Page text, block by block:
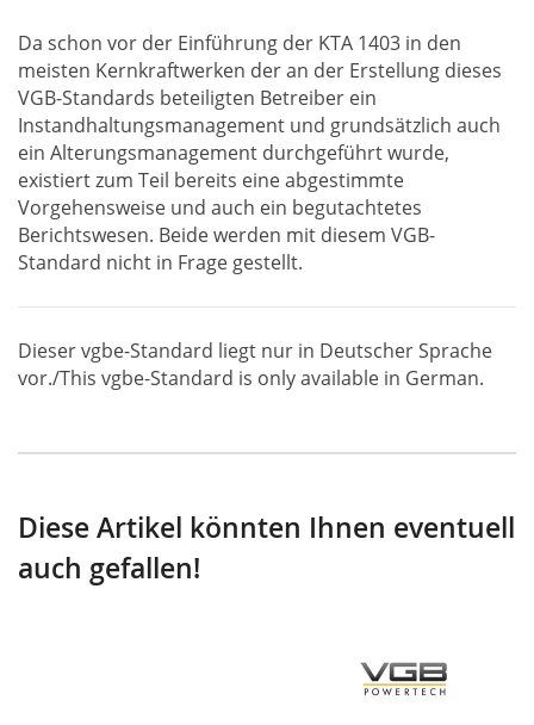
Da schon vor der Einführung der KTA 1403 in den
meisten Kernkraftwerken der an der Erstellung dieses
VGB-Standards beteiligten Betreiber ein
Instandhaltungsmanagement und grundsätzlich auch
ein Alterungsmanagement durchgeführt wurde,
existiert zum Teil bereits eine abgestimmte
Vorgehensweise und auch ein begutachtetes
Berichtswesen. Beide werden mit diesem VGB-
Standard nicht in Frage gestellt.
Dieser vgbe-Standard liegt nur in Deutscher Sprache
vor./This vgbe-Standard is only available in German.
Diese Artikel könnten Ihnen eventuell
auch gefallen!